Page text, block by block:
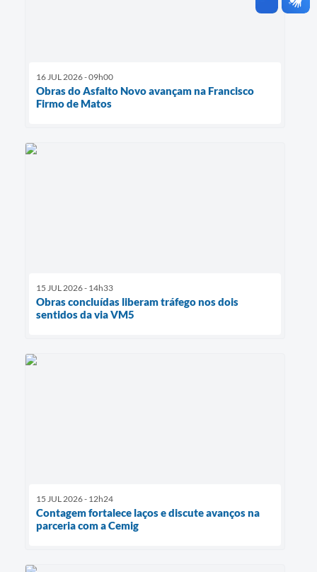
16 JUL 2026 - 09h00
Obras do Asfalto Novo avançam na Francisco
Firmo de Matos
15 JUL 2026 - 14h33
Obras concluídas liberam tráfego nos dois
sentidos da via VM5
15 JUL 2026 - 12h24
Contagem fortalece laços e discute avanços na
parceria com a Cemig